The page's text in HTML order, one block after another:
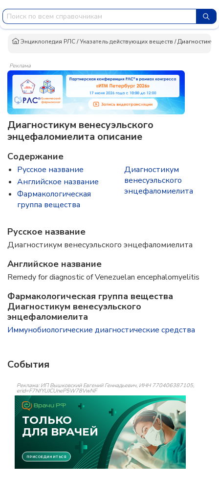
Энциклопедия РЛС/Указатель действующих веществ /
Реклама
Диагностикум венесуэльского
энцефаломиелита описание
Содержание
Русское название
Английское название
Фармакологическая
группа вещества
Диагностикум
венесуэльского
энцефаломиелита
Русское название
Диагностикум венесуэльского энцефаломиелита
Английское название
Remedy for diagnostic of Venezuelan encephalomyelitis
Фармакологическая группа вещества
Диагностикум венесуэльского
энцефаломиелита
Иммунобиологические диагностические средства
События
Реклама: ИП Вышковский Евгений Геннадьевич, ИНН 770406387105,
erid=F7NfYUJCUneP5W78VwNF